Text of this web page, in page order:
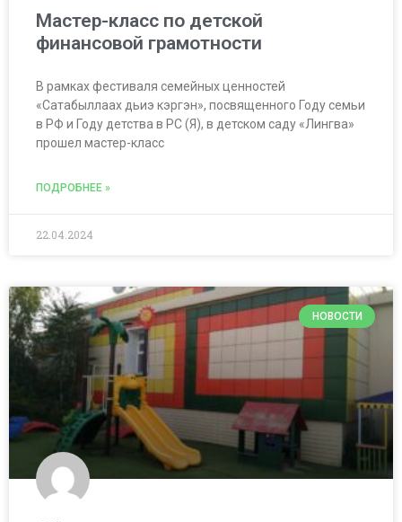
Мастер-класс по детской
финансовой грамотности
В рамках фестиваля семейных ценностей
«Сатабыллаах дьиэ кэргэн», посвященного Году семьи
в РФ и Году детства в РС (Я), в детском саду «Лингва»
прошел мастер-класс
ПОДРОБНЕЕ »
22.04.2024
НОВОСТИ